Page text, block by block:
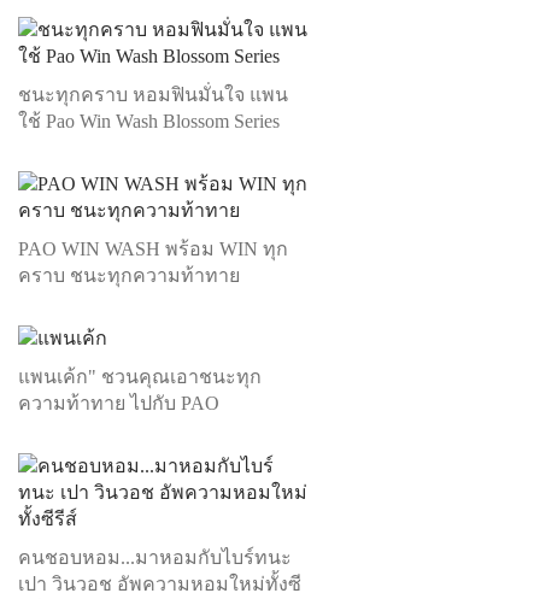
ชนะทุกคราบ หอมฟินมั่นใจ แพน
ใช้ Pao Win Wash Blossom Series
PAO WIN WASH พร้อม WIN ทุก
คราบ ชนะทุกความท้าทาย
แพนเค้ก" ชวนคุณเอาชนะทุก
ความท้าทาย ไปกับ PAO
คนชอบหอม...มาหอมกับไบร์ทนะ
เปา วินวอช อัพความหอมใหม่ทั้งซี